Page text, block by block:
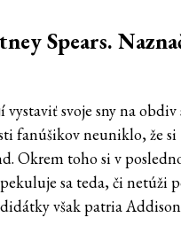
Spears.
svoje sny na
fanúšikov neuniklo, že si
Okrem toho si v
sa teda, či netúži
však patria